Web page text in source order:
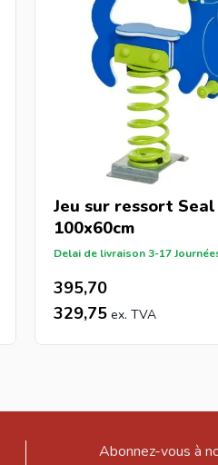
Jeu sur ressort Seal
100x60cm
Delai de livraison 3-17
395,70
329,75
Abonnez-vous à